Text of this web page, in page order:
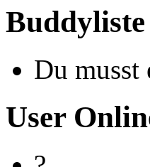
Du musst
User